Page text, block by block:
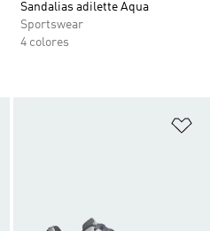
Sandalias adilette Aqua
Sportswear
4 colores